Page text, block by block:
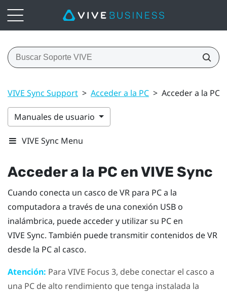
VIVE Sync Support > Acceder a la PC > Acceder a la PC
Manuales de usuario
VIVE Sync Menu
Acceder a la PC enVIVE Sync
Cuando conecta un casco de VR para PC a la
computadora a través de una conexión USB o
inalámbrica, puede acceder y utilizar su PC en
VIVE Sync. También puede transmitir contenidos de VR
desde la PC al casco.
Atención: Para VIVE Focus 3, debe conectar el casco a
una PC de alto rendimiento que tenga instalada la